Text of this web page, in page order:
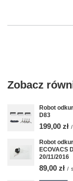
Zobacz
Robot
D83
199,00 zł /
Robot
ECOVACS
20/11/2016
89,00 zł /